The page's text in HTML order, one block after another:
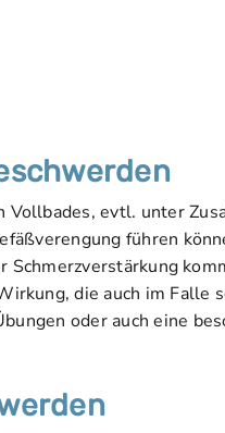
evtl. unter
führen
Schmerzverstärkung
die auch im Falle
oder auch eine